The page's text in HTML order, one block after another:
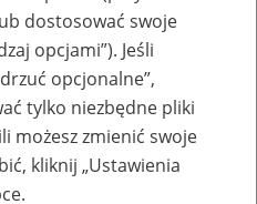
lub
zakładów pracy
dostosować swoje
opcjami”). Jeśli
opcjonalne”,
tylko niezbędne pliki
możesz zmienić swoje
kliknij „Ustawienia